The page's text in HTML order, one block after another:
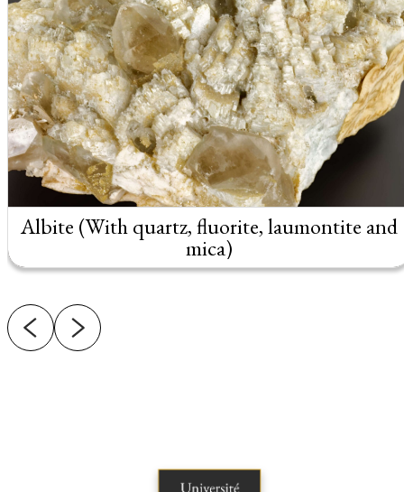
Albite (With quartz, fluorite, laumontite and
mica)